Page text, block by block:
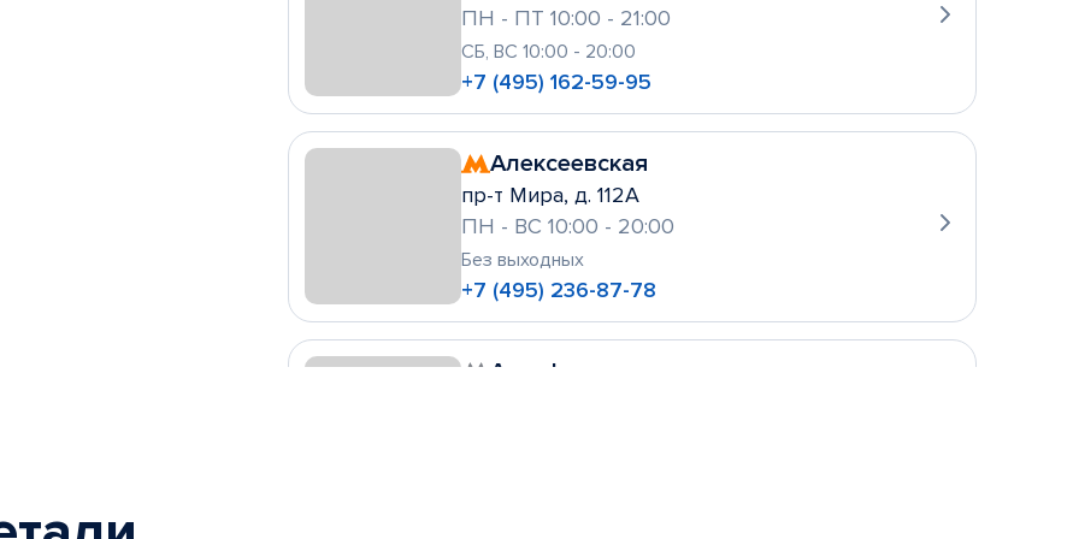
ПН - ПТ 10:00 - 21:00
СБ, ВС 10:00 - 20:00
+7 (495) 162-59-95
Алексеевская
пр-т Мира, д. 112А
ПН - ВС 10:00 - 20:00
Без выходных
+7 (495) 236-87-78
Алтуфьево